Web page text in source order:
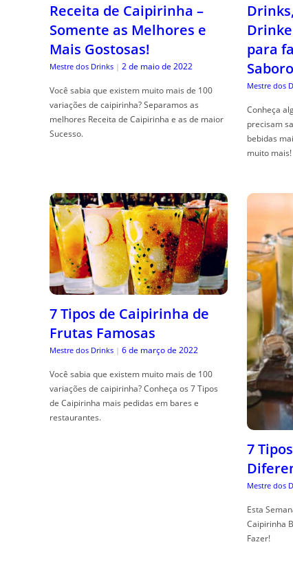
Receita de Caipirinha –
Somente as Melhores e
Mais Gostosas!
Mestre dos Drinks | 2 de maio de 2022
Você sabia que existem muito mais de 100
variações de caipirinha? Separamos as
melhores Receita de Caipirinha e as de maior
Sucesso.
para
Mestre dos
Conheça
precisam
bebidas
muito mais!
7 Tipos de Caipirinha de
Frutas Famosas
Mestre dos Drinks | 6 de março de 2022
Você sabia que existem muito mais de 100
variações de caipirinha? Conheça os 7 Tipos
de Caipirinha mais pedidas em bares e
restaurantes.
7
Mestre dos
Esta
Caipirinha
Fazer!